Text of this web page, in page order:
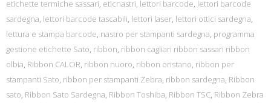
etichette termiche sassari, eticnastri, lettori barcode, lettori barcode
sardegna, lettori barcode tascabili, lettori laser, lettori ottici sardegna,
lettura e stampa barcode, nastro per stampanti sardegna, programma
gestione etichette Sato, ribbon, ribbon cagliari ribbon sassari ribbon
olbia, Ribbon CALOR, ribbon nuoro, ribbon oristano, ribbon per
stampanti Sato, ribbon per stampanti Zebra, ribbon sardegna, Ribbon
sato, Ribbon Sato Sardegna, Ribbon Toshiba, Ribbon TSC, Ribbon Zebra